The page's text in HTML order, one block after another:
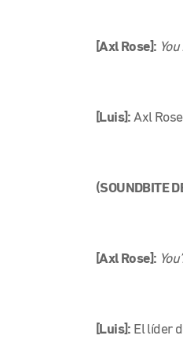
[Axl Rose]:
[Luis]: Axl
(SOUNDBITE
[Axl Rose]:
[Luis]: El líder